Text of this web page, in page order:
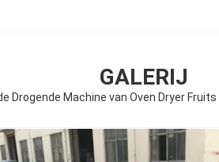
GALERIJ
Drogende Machine van Oven Dryer